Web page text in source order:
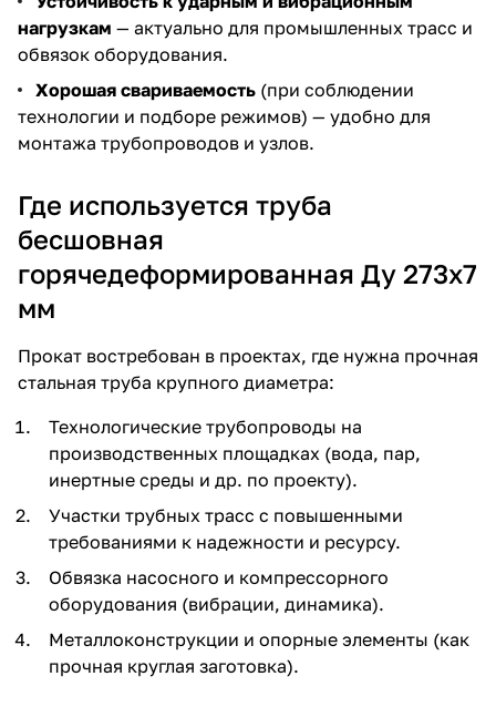
нагрузкам — актуально для промышленных трасс и
обвязок оборудования.
Хорошая свариваемость (при соблюдении
технологии и подборе режимов) — удобно для
монтажа трубопроводов и узлов.
Где используется труба
бесшовная
горячедеформированная Ду 273х7
мм
Прокат востребован в проектах, где нужна прочная
стальная труба крупного диаметра:
Технологические трубопроводы на
производственных площадках (вода, пар,
инертные среды и др. по проекту).
Участки трубных трасс с повышенными
требованиями к надежности и ресурсу.
Обвязка насосного и компрессорного
оборудования (вибрации, динамика).
Металлоконструкции и опорные элементы (как
прочная круглая заготовка).